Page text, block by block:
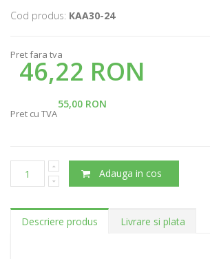
Cod produs: KAA30-24
Pret fara tva
46,22 RON
55,00 RON
Pret cu TVA
Adauga in cos
Descriere produs Livrare si plata